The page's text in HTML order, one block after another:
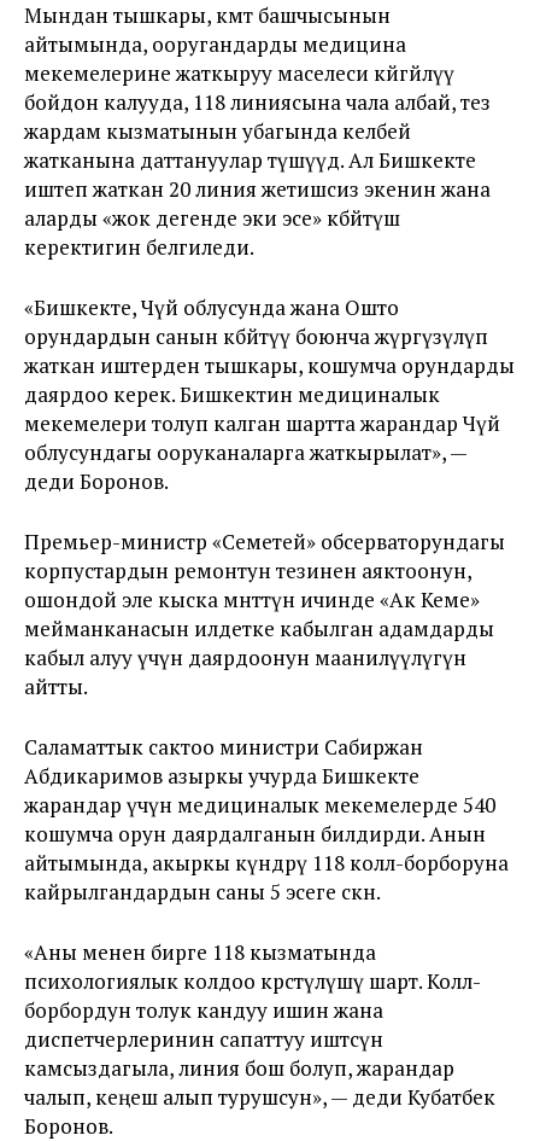
Мындан тышкары, өкмөт башчысынын
айтымында, ооругандарды медицина
мекемелерине жаткыруу маселеси көйгөйлүү
бойдон калууда, 118 линиясына чала албай, тез
жардам кызматынын убагында келбей
жатканына даттануулар түшүүдө. Ал Бишкекте
иштеп жаткан 20 линия жетишсиз экенин жана
аларды «жок дегенде эки эсе» көбөйтүш
керектигин белгиледи.
«Бишкекте, Чүй облусунда жана Ошто
орундардын санын көбөйтүү боюнча жүргүзүлүп
жаткан иштерден тышкары, кошумча орундарды
даярдоо керек. Бишкектин медициналык
мекемелери толуп калган шартта жарандар Чүй
облусундагы ооруканаларга жаткырылат», —
деди Боронов.
Премьер-министр «Семетей» обсерваторундагы
корпустардын ремонтун тезинен аяктоонун,
ошондой эле кыска мөөнөттүн ичинде «Ак Кеме»
мейманканасын илдетке кабылган адамдарды
кабыл алуу үчүн даярдоонун маанилүүлүгүн
айтты.
Саламаттык сактоо министри Сабиржан
Абдикаримов азыркы учурда Бишкекте
жарандар үчүн медициналык мекемелерде 540
кошумча орун даярдалганын билдирди. Анын
айтымында, акыркы күндөрү 118 колл-борборуна
кайрылгандардын саны 5 эсеге өскөн.
«Аны менен бирге 118 кызматында
психологиялык колдоо көрсөтүлүшү шарт. Колл-
борбордун толук кандуу ишин жана
диспетчерлеринин сапаттуу иштөөсүн
камсыздагыла, линия бош болуп, жарандар
чалып, кеңеш алып турушсун», — деди Кубатбек
Боронов.